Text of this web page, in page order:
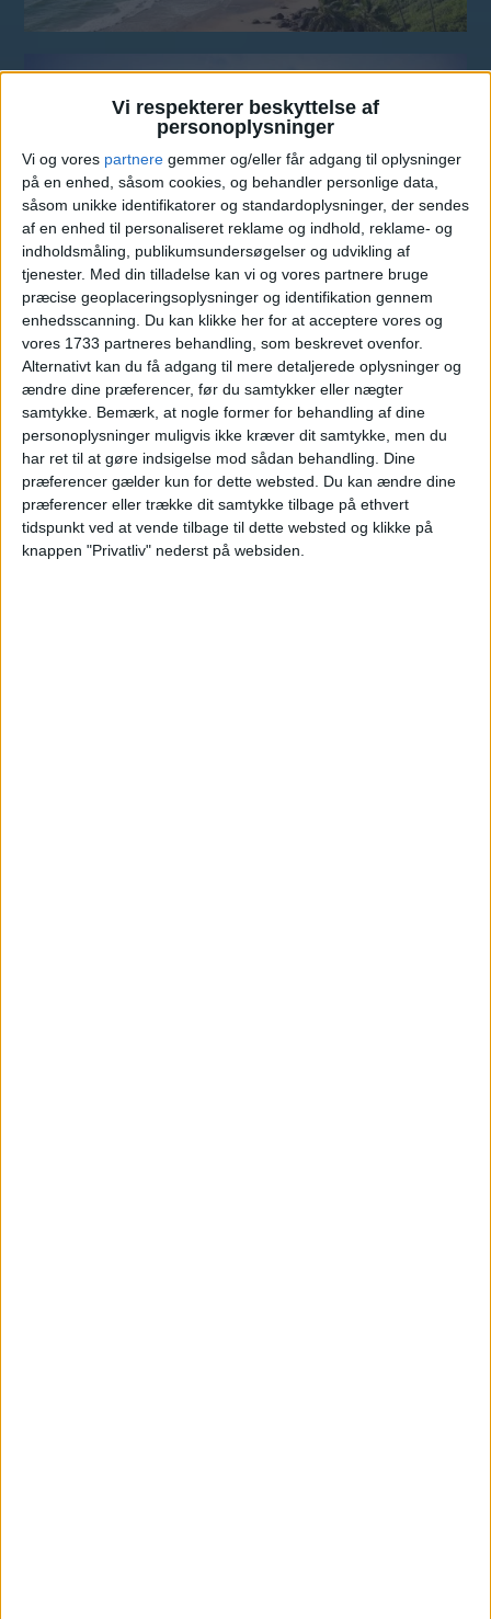
Vi respekterer beskyttelse af
personoplysninger
Vi og vores partnere gemmer og/eller får adgang til oplysninger
på en enhed, såsom cookies, og behandler personlige data,
såsom unikke identifikatorer og standardoplysninger, der sendes
af en enhed til personaliseret reklame og indhold, reklame- og
indholdsmåling, publikumsundersøgelser og udvikling af
tjenester. Med din tilladelse kan vi og vores partnere bruge
præcise geoplaceringsoplysninger og identifikation gennem
enhedsscanning. Du kan klikke her for at acceptere vores og
vores 1733 partneres behandling, som beskrevet ovenfor.
Alternativt kan du få adgang til mere detaljerede oplysninger og
ændre dine præferencer, før du samtykker eller nægter
samtykke. Bemærk, at nogle former for behandling af dine
personoplysninger muligvis ikke kræver dit samtykke, men du
har ret til at gøre indsigelse mod sådan behandling. Dine
præferencer gælder kun for dette websted. Du kan ændre dine
præferencer eller trække dit samtykke tilbage på ethvert
tidspunkt ved at vende tilbage til dette websted og klikke på
knappen "Privatliv" nederst på websiden.
14. JANUAR 2026
BILLIGE DIREKTE FLY TIL
MUMBAI FOR KUN 2.627,- T/R
INKL. BAGAGE!
28. DECEMBER 2025
2 UGER I GOA FOR KUN
5.738,-